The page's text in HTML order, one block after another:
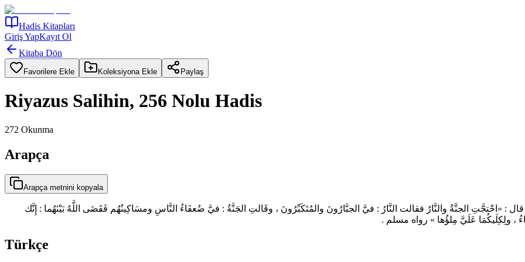
Hadis Kitapları
Giriş YapKayıt Ol
Kitaba Dön
Favorilere Ekle Koleksiyona Ekle Paylaş
Riyazus Salihin, 256 Nolu Hadis
272 Okunma
Arapça
Arapça metnini kopyala
«احْتجَّتِ الجنَّةُ والنَّارُ فقالت النَّارُ : فيَّ الجبَّارُونَ والمُتَكَبِّرُونَ ، وقَالتِ الجَنَّةُ : فيَّ ضُعفَاءُ النَّاسِ ومسَاكِينُهُم فَقَضَى اللَّهُ بَيْنَهُما : إِنَّك
، ولِكِلَيكُمَا عَلَيَّ مِلؤُها » رواه مسلم .
Türkçe